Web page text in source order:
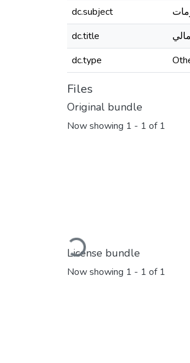
dc.subject
dc.title
dc.type
Files
Original bundle
Now showing 1 - 1 of 1
Loading...
License bundle
Now showing 1 - 1 of 1